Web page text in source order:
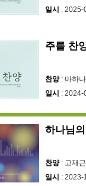
일시 : 2025-
주를 찬
찬양: 마하
일시 : 2024-
하나님
찬양: 고재
일시 : 2023-